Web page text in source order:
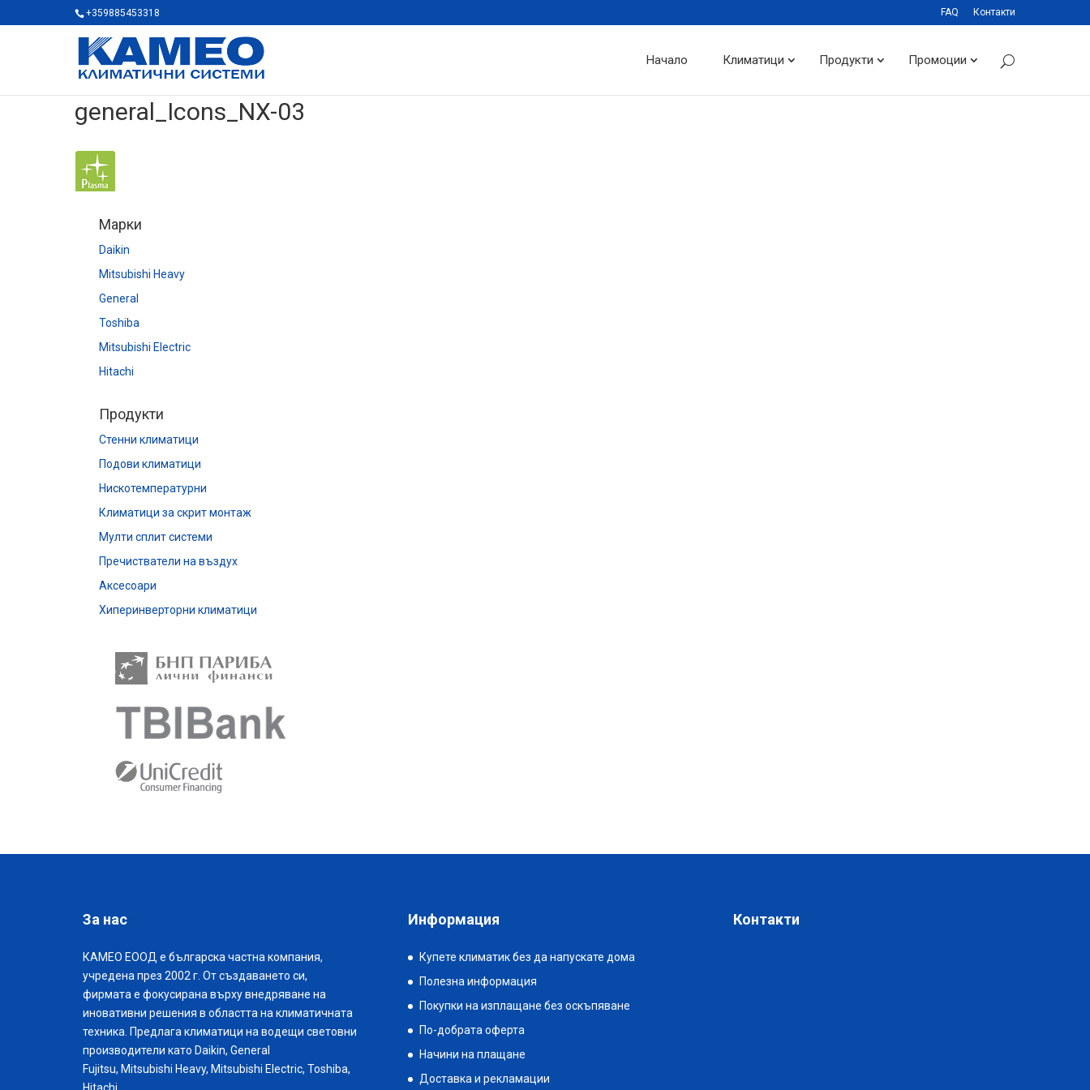
+359885453318 FAQ Контакти
Начало Климатици Продукти Промоции
general_Icons_NX-03
Марки
Daikin
Mitsubishi Heavy
General
Toshiba
Mitsubishi Electric
Hitachi
Продукти
Стенни климатици
Подови климатици
Нискотемпературни
Климатици за скрит монтаж
Мулти сплит системи
Пречистватели на въздух
Аксесоари
Хиперинверторни климатици
За нас
КАМЕО ЕООД е българска частна компания,
учредена през 2002 г. От създаването си,
фирмата е фокусирана върху внедряване на
иновативни решения в областта на климатичната
техника. Предлага климатици на водещи световни
производители като Daikin, General
Fujitsu, Mitsubishi Heavy, Mitsubishi Electric, Toshiba,
Hitachi.
Информация
Купете климатик без да напускате дома
Полезна информация
Покупки на изплащане без оскъпяване
По-добрата оферта
Начини на плащане
Доставка и рекламации
Контакти